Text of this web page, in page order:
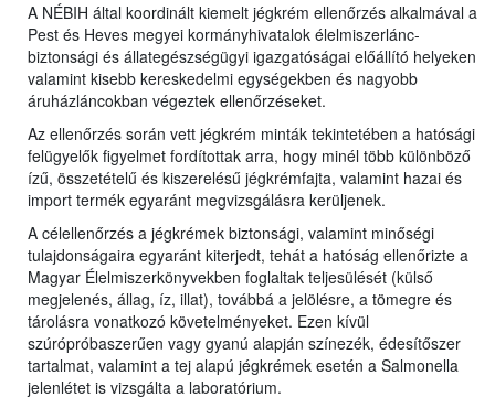
A NÉBIH által koordinált kiemelt jégkrém ellenőrzés alkalmával a
Pest és Heves megyei kormányhivatalok élelmiszerlánc-
biztonsági és állategészségügyi igazgatóságai előállító helyeken
valamint kisebb kereskedelmi egységekben és nagyobb
áruházláncokban végeztek ellenőrzéseket.
Az ellenőrzés során vett jégkrém minták tekintetében a hatósági
felügyelők figyelmet fordítottak arra, hogy minél több különböző
ízű, összetételű és kiszerelésű jégkrémfajta, valamint hazai és
import termék egyaránt megvizsgálásra kerüljenek.
A célellenőrzés a jégkrémek biztonsági, valamint minőségi
tulajdonságaira egyaránt kiterjedt, tehát a hatóság ellenőrizte a
Magyar Élelmiszerkönyvekben foglaltak teljesülését (külső
megjelenés, állag, íz, illat), továbbá a jelölésre, a tömegre és
tárolásra vonatkozó követelményeket. Ezen kívül
szúrópróbaszerűen vagy gyanú alapján színezék, édesítőszer
tartalmat, valamint a tej alapú jégkrémek esetén a Salmonella
jelenlétet is vizsgálta a laboratórium.